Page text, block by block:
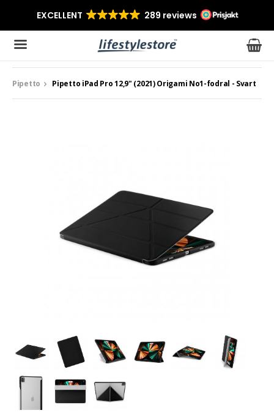
Produkten har blivit tillagd i varukorgen
Pipetto Pipetto iPad Pro 12,9" (2021) Origami No1-fodral - Svart